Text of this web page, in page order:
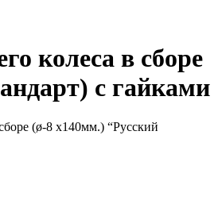
колеса в сборе
с гайками
(ø-8 х140мм.) “Русский